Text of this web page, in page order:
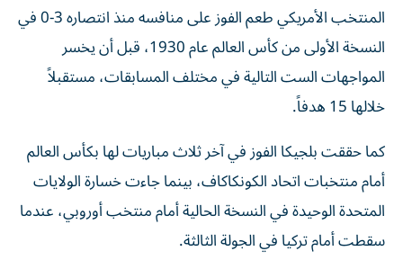
المنتخب الأمريكي طعم الفوز على منافسه منذ انتصاره 3-0 في
النسخة الأولى من كأس العالم عام 1930، قبل أن يخسر
المواجهات الست التالية في مختلف المسابقات، مستقبلاً
خلالها 15 هدفاً.
كما حققت بلجيكا الفوز في آخر ثلاث مباريات لها بكأس العالم
أمام منتخبات اتحاد الكونكاكاف، بينما جاءت خسارة الولايات
المتحدة الوحيدة في النسخة الحالية أمام منتخب أوروبي، عندما
سقطت أمام تركيا في الجولة الثالثة.